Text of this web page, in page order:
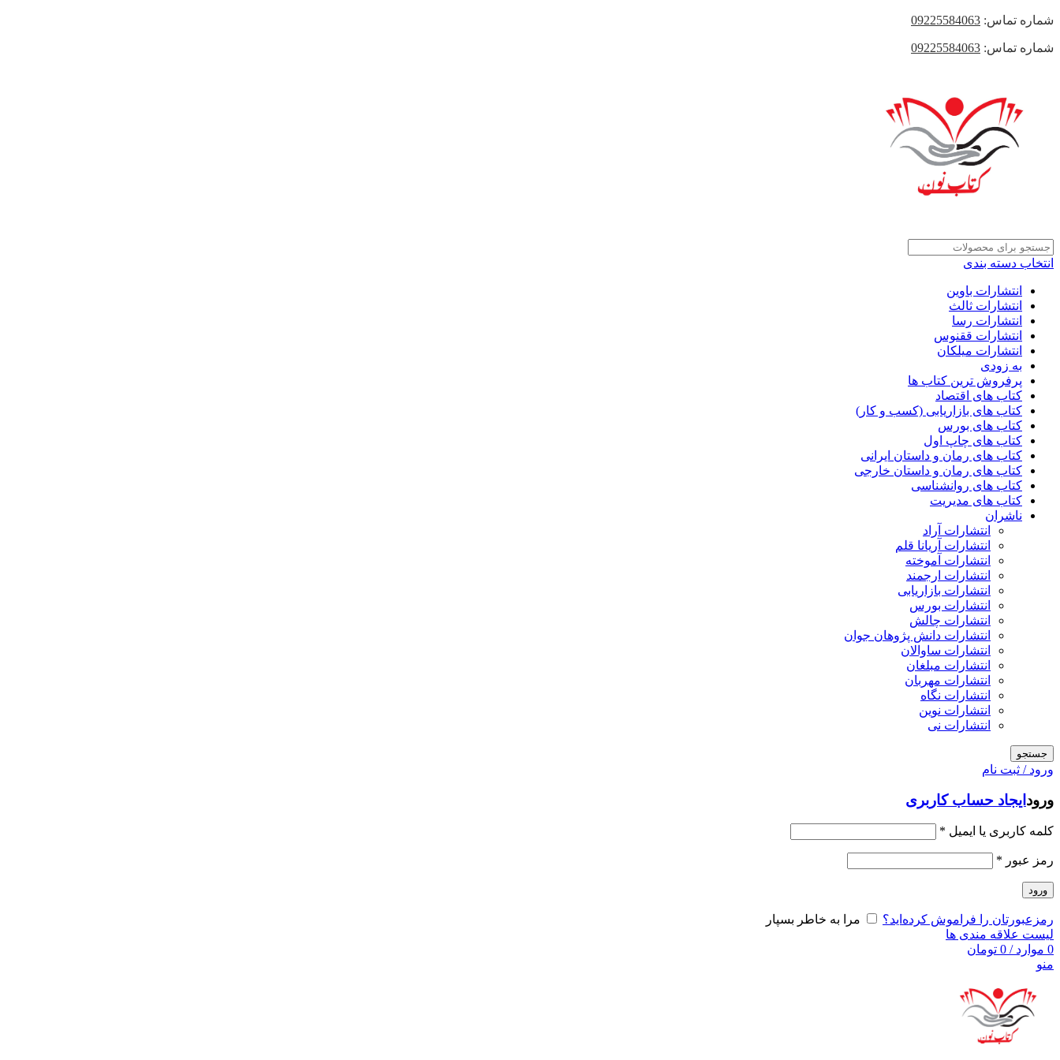
شماره تماس: 09225584063
شماره تماس: 09225584063
انتخاب دسته بندی
انتشارات باوین
انتشارات ثالث
انتشارات رسا
انتشارات ققنوس
انتشارات میلکان
به زودی
پرفروش ترین کتاب ها
کتاب های اقتصاد
کتاب های بازاریابی (کسب و کار)
کتاب های بورس
کتاب های چاپ اول
کتاب های رمان و داستان ایرانی
کتاب های رمان و داستان خارجی
کتاب های روانشناسی
کتاب های مدیریت
ناشران
انتشارات آراد
انتشارات آریانا قلم
انتشارات آموخته
انتشارات ارجمند
انتشارات بازاریابی
انتشارات بورس
انتشارات چالش
انتشارات دانش پژوهان جوان
انتشارات ساوالان
انتشارات مبلغان
انتشارات مهربان
انتشارات نگاه
انتشارات نوین
انتشارات نی
جستجو
ورود / ثبت نام
ورود ایجاد حساب کاربری
کلمه کاربری یا ایمیل *
رمز عبور *
ورود
رمزعبورتان را فراموش کرده‌اید؟
مرا به خاطر بسپار
لیست علاقه مندی ها
0 موارد /
0 تومان
منو